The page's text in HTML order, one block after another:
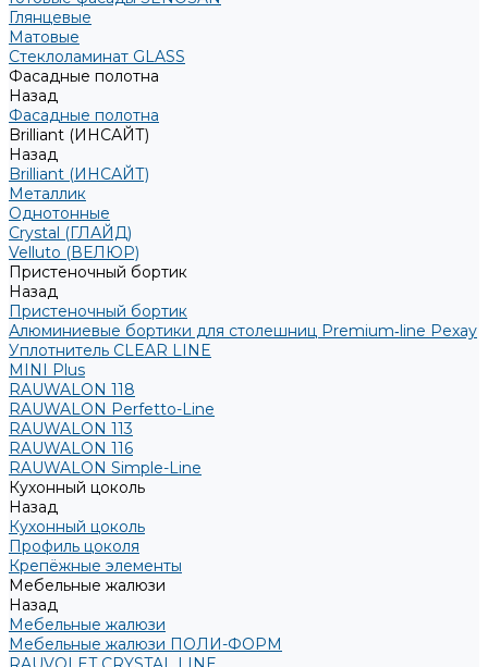
Глянцевые
Матовые
Стеклоламинат GLASS
Фасадные полотна
Назад
Фасадные полотна
Brilliant (ИНСАЙТ)
Назад
Brilliant (ИНСАЙТ)
Металлик
Однотонные
Crystal (ГЛАЙД)
Velluto (ВЕЛЮР)
Пристеночный бортик
Назад
Пристеночный бортик
Алюминиевые бортики для столешниц Premium‑line Рехау
Уплотнитель CLEAR LINE
MINI Plus
RAUWALON 118
RAUWALON Perfetto-Line
RAUWALON 113
RAUWALON 116
RAUWALON Simple-Line
Кухонный цоколь
Назад
Кухонный цоколь
Профиль цоколя
Крепёжные элементы
Мебельные жалюзи
Назад
Мебельные жалюзи
Мебельные жалюзи ПОЛИ-ФОРМ